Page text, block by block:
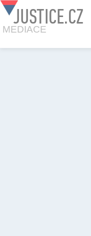
JUSTICE.CZ
MEDIACE